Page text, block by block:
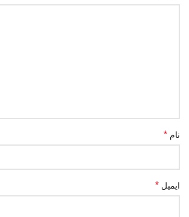
نام *
ایمیل *